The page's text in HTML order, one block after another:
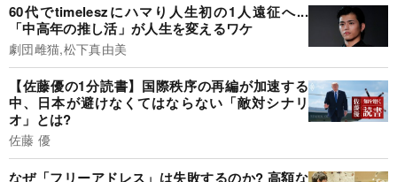
60代でtimeleszにハマり人生初の1人遠征へ...
「中高年の推し活」が人生を変えるワケ
劇団雌猫,松下真由美
【佐藤優の1分読書】国際秩序の再編が加速する
中、日本が避けなくてはならない「敵対シナリ
オ」とは?
佐藤 優
なぜ「フリーアドレス」は失敗するのか? 高額な